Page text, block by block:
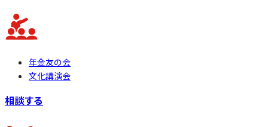
年金友の会
文化講演会
相談する